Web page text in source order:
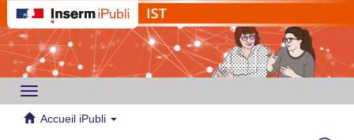
Toggle
navigation
Accueil iPubli